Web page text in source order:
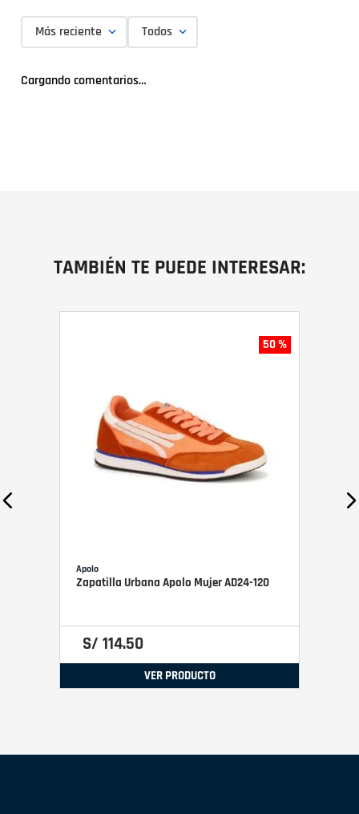
Más reciente Todos
Cargando comentarios…
TAMBIÉN TE PUEDE INTERESAR:
50 %
Apolo
Zapatilla Urbana Apolo Mujer AD24-120
S/ 114.50
VER PRODUCTO